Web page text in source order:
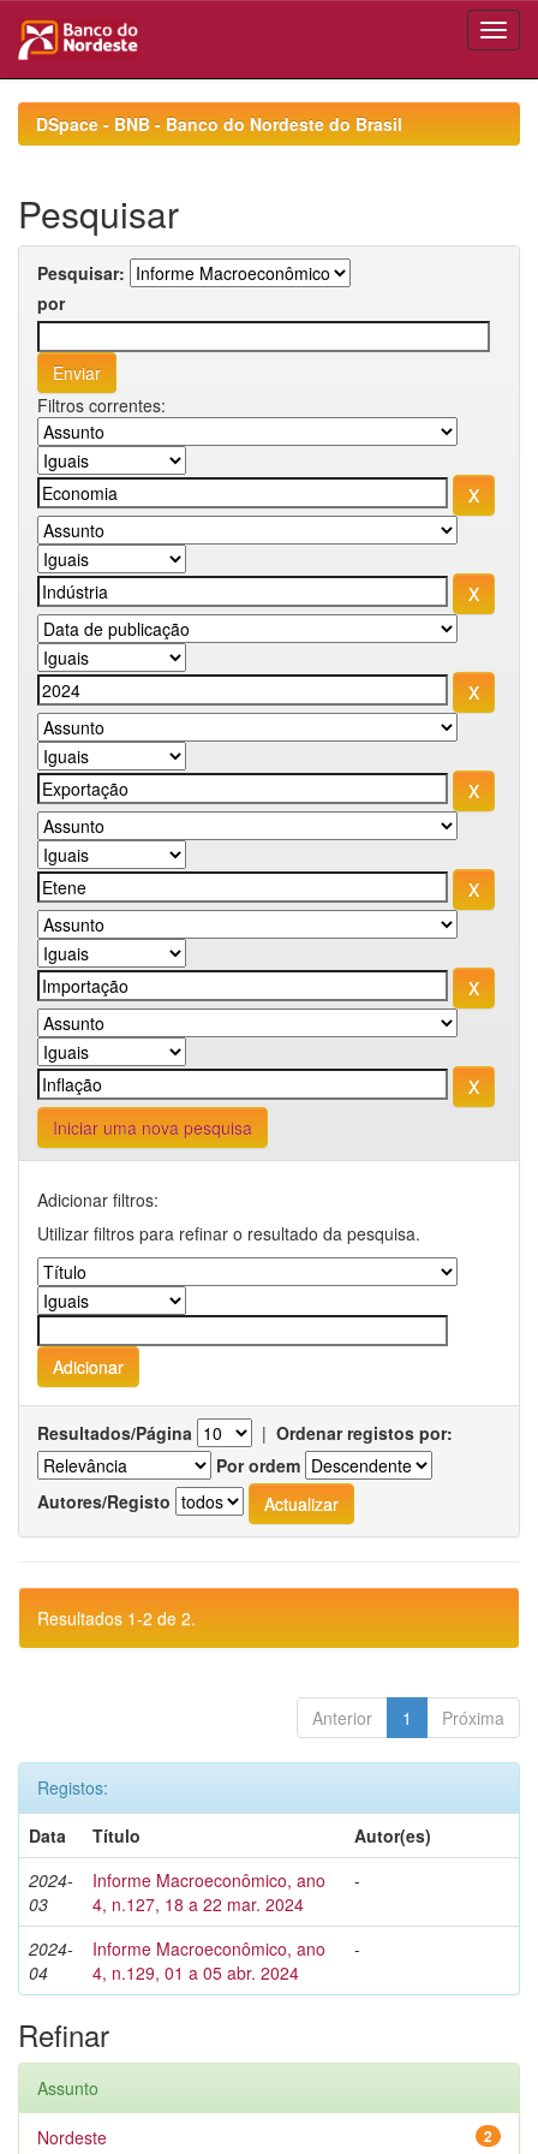
navigationDSpace - BNB - Banco do Nordeste do Brasil
Pesquisar
Pesquisar:
por
Filtros correntes:
Iniciar uma nova pesquisa
Adicionar filtros:
Utilizar filtros para refinar o resultado da pesquisa.
Resultados/Página | Ordenar registos por:
Por ordem
Autores/Registo
Resultados 1-2 de 2.
Anterior 1 Próxima
Registos:
Data
Título
Autor(es)
2024-
03
Informe Macroeconômico, ano
4, n.127, 18 a 22 mar. 2024
-
2024-
04
Informe Macroeconômico, ano
4, n.129, 01 a 05 abr. 2024
-
Refinar
Assunto
2
Nordeste